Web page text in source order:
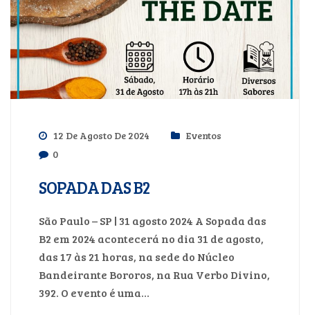
12 De Agosto De 2024
Eventos
0
SOPADA DAS B2
São Paulo – SP | 31 agosto 2024 A Sopada das
B2 em 2024 acontecerá no dia 31 de agosto,
das 17 às 21 horas, na sede do Núcleo
Bandeirante Bororos, na Rua Verbo Divino,
392. O evento é uma…